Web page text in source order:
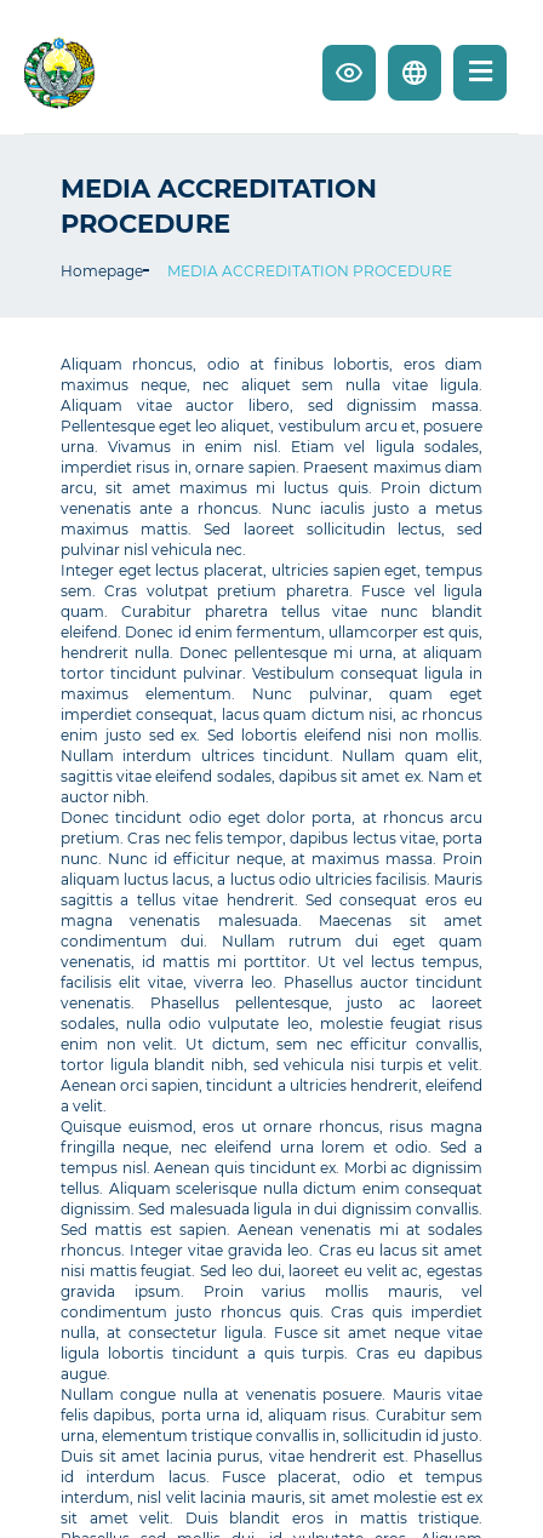
MEDIA ACCREDITATION
PROCEDURE
Homepage MEDIA ACCREDITATION PROCEDURE
Aliquam rhoncus, odio at finibus lobortis, eros diam
maximus neque, nec aliquet sem nulla vitae ligula.
Aliquam vitae auctor libero, sed dignissim massa.
Pellentesque eget leo aliquet, vestibulum arcu et, posuere
urna. Vivamus in enim nisl. Etiam vel ligula sodales,
imperdiet risus in, ornare sapien. Praesent maximus diam
arcu, sit amet maximus mi luctus quis. Proin dictum
venenatis ante a rhoncus. Nunc iaculis justo a metus
maximus mattis. Sed laoreet sollicitudin lectus, sed
pulvinar nisl vehicula nec.
Integer eget lectus placerat, ultricies sapien eget, tempus
sem. Cras volutpat pretium pharetra. Fusce vel ligula
quam. Curabitur pharetra tellus vitae nunc blandit
eleifend. Donec id enim fermentum, ullamcorper est quis,
hendrerit nulla. Donec pellentesque mi urna, at aliquam
tortor tincidunt pulvinar. Vestibulum consequat ligula in
maximus elementum. Nunc pulvinar, quam eget
imperdiet consequat, lacus quam dictum nisi, ac rhoncus
enim justo sed ex. Sed lobortis eleifend nisi non mollis.
Nullam interdum ultrices tincidunt. Nullam quam elit,
sagittis vitae eleifend sodales, dapibus sit amet ex. Nam et
auctor nibh.
Donec tincidunt odio eget dolor porta, at rhoncus arcu
pretium. Cras nec felis tempor, dapibus lectus vitae, porta
nunc. Nunc id efficitur neque, at maximus massa. Proin
aliquam luctus lacus, a luctus odio ultricies facilisis. Mauris
sagittis a tellus vitae hendrerit. Sed consequat eros eu
magna venenatis malesuada. Maecenas sit amet
condimentum dui. Nullam rutrum dui eget quam
venenatis, id mattis mi porttitor. Ut vel lectus tempus,
facilisis elit vitae, viverra leo. Phasellus auctor tincidunt
venenatis. Phasellus pellentesque, justo ac laoreet
sodales, nulla odio vulputate leo, molestie feugiat risus
enim non velit. Ut dictum, sem nec efficitur convallis,
tortor ligula blandit nibh, sed vehicula nisi turpis et velit.
Aenean orci sapien, tincidunt a ultricies hendrerit, eleifend
a velit.
Quisque euismod, eros ut ornare rhoncus, risus magna
fringilla neque, nec eleifend urna lorem et odio. Sed a
tempus nisl. Aenean quis tincidunt ex. Morbi ac dignissim
tellus. Aliquam scelerisque nulla dictum enim consequat
dignissim. Sed malesuada ligula in dui dignissim convallis.
Sed mattis est sapien. Aenean venenatis mi at sodales
rhoncus. Integer vitae gravida leo. Cras eu lacus sit amet
nisi mattis feugiat. Sed leo dui, laoreet eu velit ac, egestas
gravida ipsum. Proin varius mollis mauris, vel
condimentum justo rhoncus quis. Cras quis imperdiet
nulla, at consectetur ligula. Fusce sit amet neque vitae
ligula lobortis tincidunt a quis turpis. Cras eu dapibus
augue.
Nullam congue nulla at venenatis posuere. Mauris vitae
felis dapibus, porta urna id, aliquam risus. Curabitur sem
urna, elementum tristique convallis in, sollicitudin id justo.
Duis sit amet lacinia purus, vitae hendrerit est. Phasellus
id interdum lacus. Fusce placerat, odio et tempus
interdum, nisl velit lacinia mauris, sit amet molestie est ex
sit amet velit. Duis blandit eros in mattis tristique.